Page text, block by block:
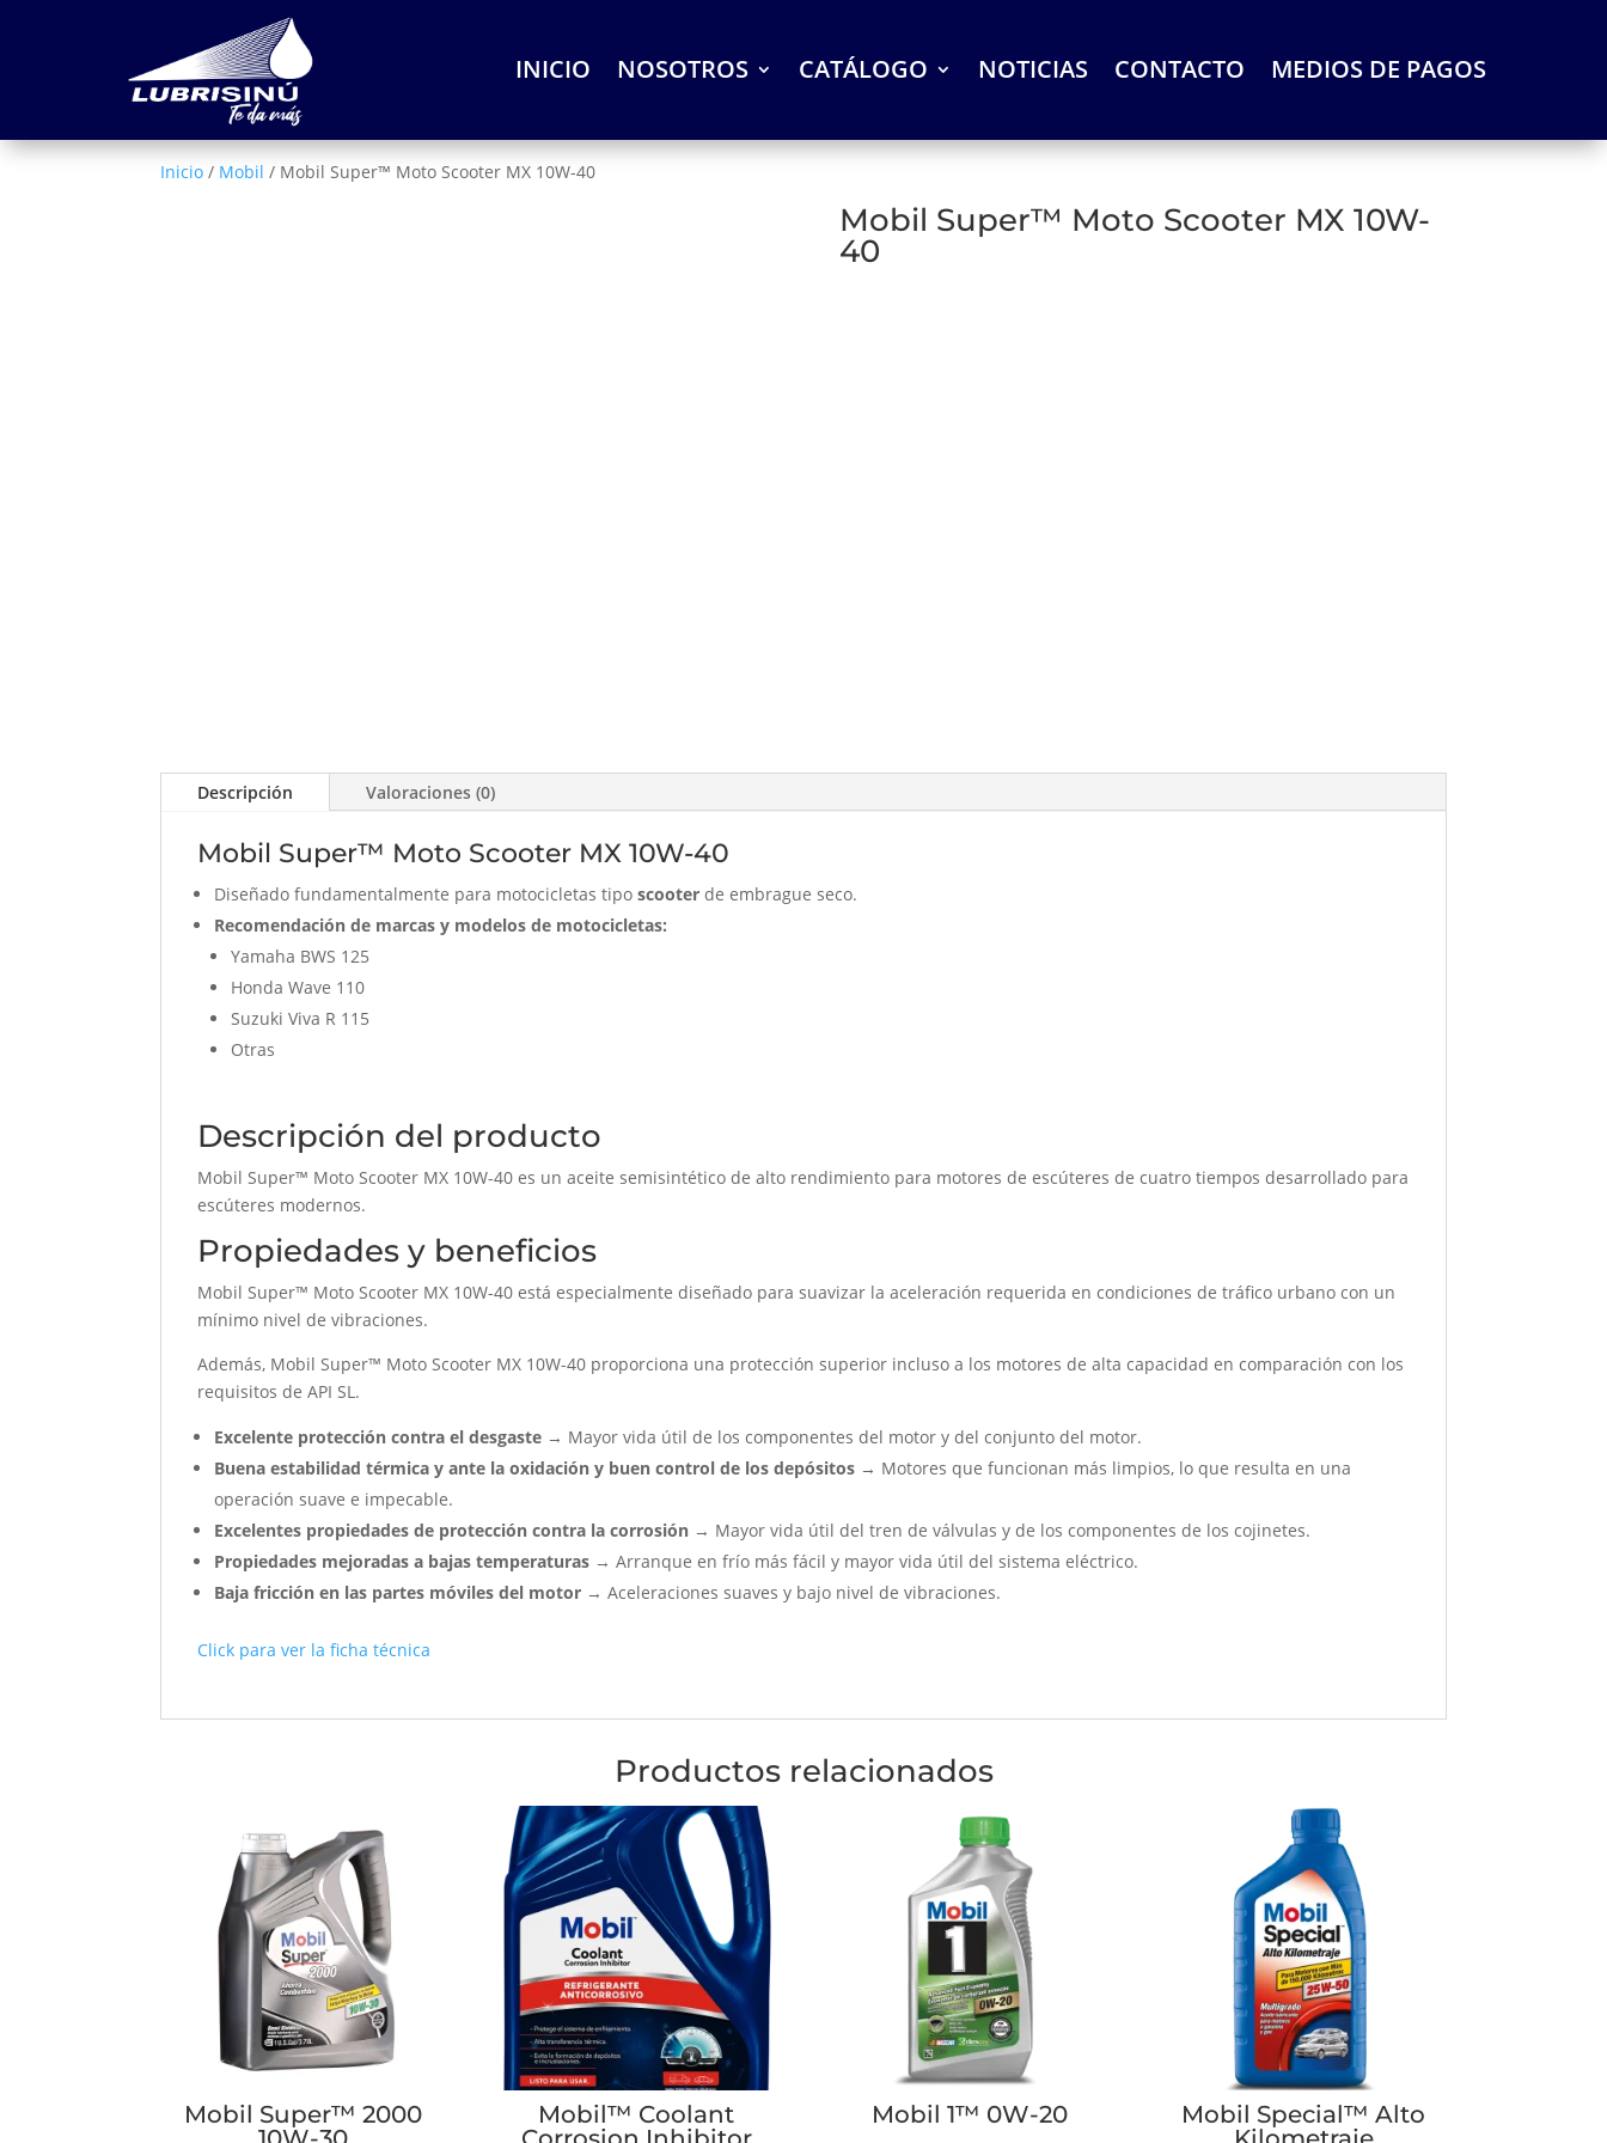
INICIO NOSOTROS CATÁLOGO NOTICIAS CONTACTO MEDIOS DE PAGOS
Inicio / Mobil / Mobil Super™ Moto Scooter MX 10W-40
Mobil Super™ Moto Scooter MX 10W-
40
Descripción Valoraciones (0)
Mobil Super™ Moto Scooter MX 10W-40
Diseñado fundamentalmente para motocicletas tiposcooter de embrague seco.
Recomendación de marcas y modelos de motocicletas:
Yamaha BWS 125
Honda Wave 110
Suzuki Viva R 115
Otras
Descripción del producto
Mobil Super™ Moto Scooter MX 10W-40 es un aceite semisintético de alto rendimiento para motores de escúteres de cuatro tiempos desarrollado para
escúteres modernos.
Propiedades y beneficios
Mobil Super™ Moto Scooter MX 10W-40 está especialmente diseñado para suavizar la aceleración requerida en condiciones de tráfico urbano con un
mínimo nivel de vibraciones.
Además, Mobil Super™ Moto Scooter MX 10W-40 proporciona una protección superior incluso a los motores de alta capacidad en comparación con los
requisitos de API SL.
Excelente protección contra el desgaste → Mayor vida útil de los componentes del motor y del conjunto del motor.
Buena estabilidad térmica y ante la oxidación y buen control de los depósitos → Motores que funcionan más limpios, lo que resulta en una
operación suave e impecable.
Excelentes propiedades de protección contra la corrosión → Mayor vida útil del tren de válvulas y de los componentes de los cojinetes.
Propiedades mejoradas a bajas temperaturas → Arranque en frío más fácil y mayor vida útil del sistema eléctrico.
Baja fricción en las partes móviles del motor → Aceleraciones suaves y bajo nivel de vibraciones.
Click para ver la ficha técnica
Productos relacionados
Mobil Super™ 2000
Mobil™ Coolant
Mobil 1™ 0W-20
Mobil Special™ Alto